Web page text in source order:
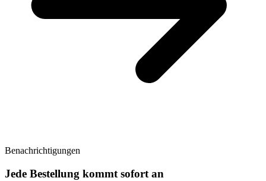
Benachrichtigungen
Jede Bestellung kommt sofort an